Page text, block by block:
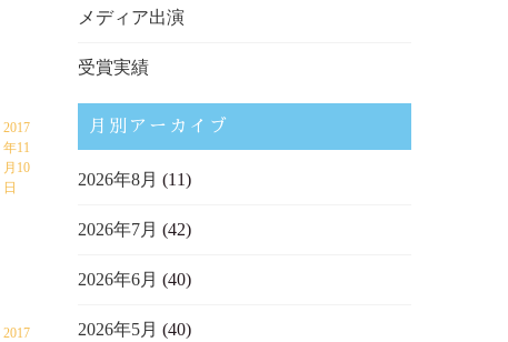
2017
年11
月10
日
2017
メディア出演
受賞実績
月別アーカイブ
2026年8月 (11)
2026年7月 (42)
2026年6月 (40)
2026年5月 (40)